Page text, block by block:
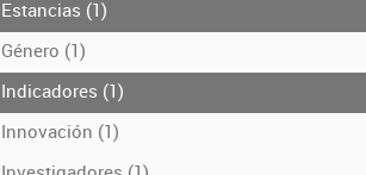
Estancias (1)
Género (1)
Indicadores (1)
Innovación (1)